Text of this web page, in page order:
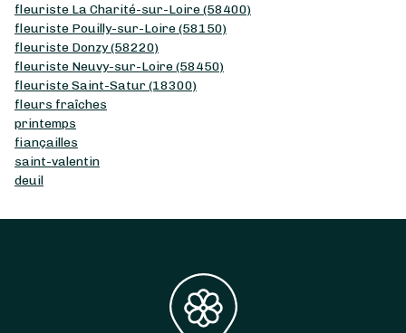
fleuriste La Charité-sur-Loire (58400)
fleuriste Pouilly-sur-Loire (58150)
fleuriste Donzy (58220)
fleuriste Neuvy-sur-Loire (58450)
fleuriste Saint-Satur (18300)
fleurs fraîches
printemps
fiançailles
saint-valentin
deuil